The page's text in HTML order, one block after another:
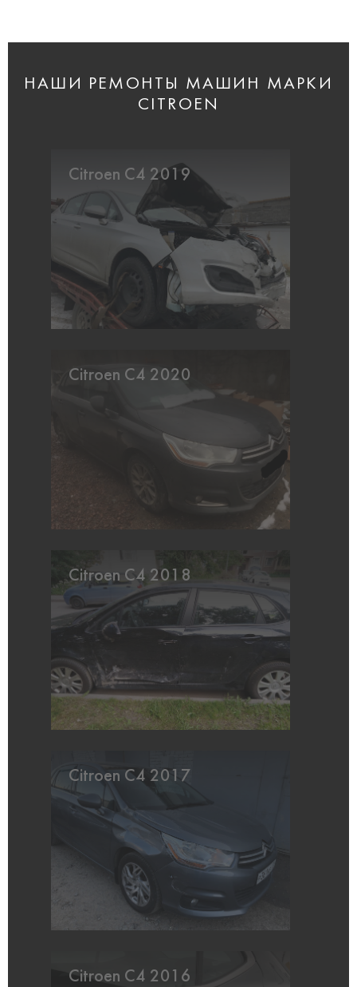
НАШИ РЕМОНТЫ МАШИН МАРКИ
CITROEN
Citroen C4 2019
Citroen C4 2020
Citroen C4 2018
Citroen C4 2017
Citroen C4 2016